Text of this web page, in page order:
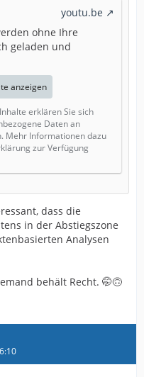
youtu.be
ohne Ihre
geladen und
anzeigen
erklären Sie sich
Daten an
Mehr Informationen dazu
zur Verfügung
dass die
in der Abstiegszone
Analysen
behält Recht. 🤭🙃